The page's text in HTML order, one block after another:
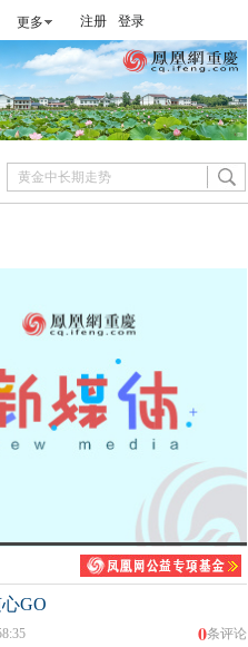
更多 注册 登录
GO
0条评论